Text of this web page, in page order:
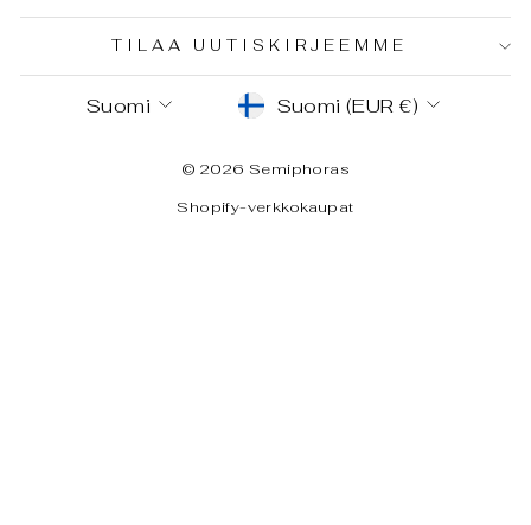
TILAA UUTISKIRJEEMME
KIELI
Suomi VALUUTTA
Suomi (EUR €)
© 2026 Semiphoras
Shopify-verkkokaupat